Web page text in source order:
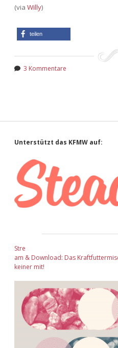
(via Willy)
teilen
3 Kommentare
Sidebar
Unterstützt das KFMW auf:
Stre
am & Download: Das
keiner mit!